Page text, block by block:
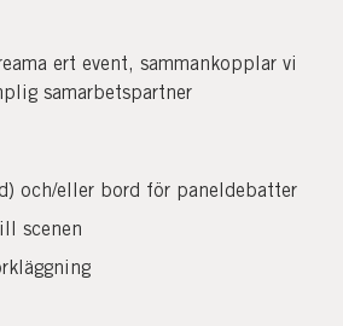
ert event, sammankopplar vi
samarbetspartner
och/eller bord för paneldebatter
scenen